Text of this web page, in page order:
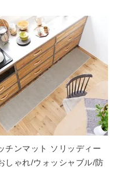
チンマット ソリッディー
しゃれ/ウォッシャブル/防